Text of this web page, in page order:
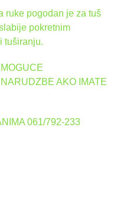
ruke pogodan je za tuš
pokretnim
tuširanju.
AKO IMATE
061/792-233